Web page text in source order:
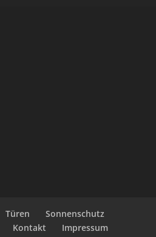
Türen
Sonnenschutz
Kontakt
Impressum